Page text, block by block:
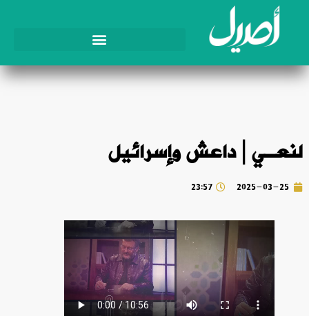
لنعـي | داعش وإسرائيل
2025-03-25
23:57